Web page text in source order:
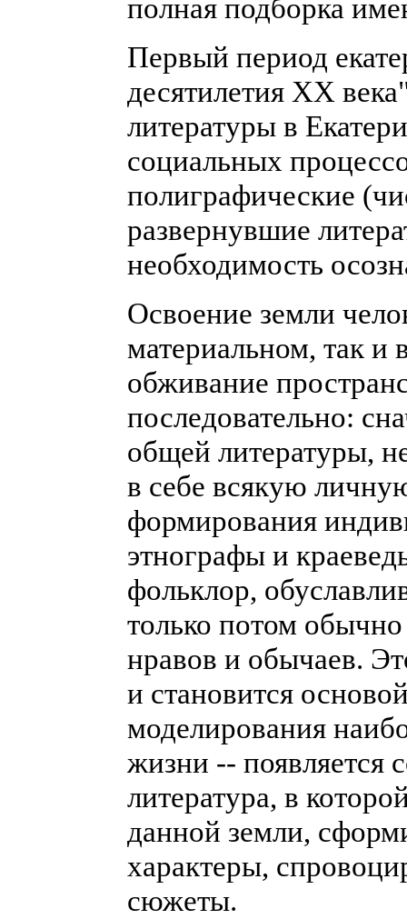
полная подборка
Первый период
десятилетия ХХ
литературы в
социальных
полиграфические
развернувшие
необходимость
Освоение земли
материальном, так и
обживание
последовательно:
общей литературы,
в себе всякую
формирования
этнографы и
фольклор,
только потом
нравов и обычаев.
и становится
моделирования
жизни -- появляется
литература, в
данной земли,
характеры,
сюжеты.